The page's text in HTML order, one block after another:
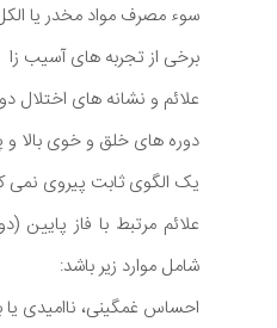
سوء مصرف مواد مخدر یا
برخی از تجربه های آسیب زا
علائم و نشانه های اختلال
دوره های خلق و خوی بالا و
یک الگوی ثابت پیروی نمی
علائم مرتبط با فاز
شامل موارد زیر باشد:
احساس غمگینی، ناامیدی یا